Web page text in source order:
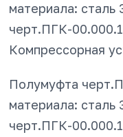
материала: сталь
черт.ПГК-
Компрессорная
Полумуфта
материала: сталь
черт.ПГК-